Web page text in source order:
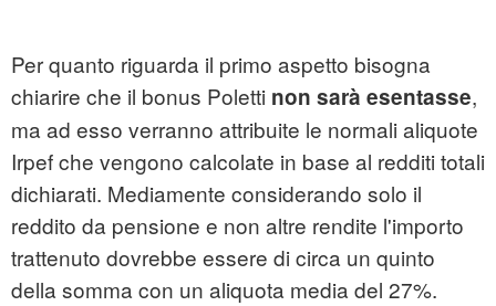
Per quanto riguarda il primo aspetto bisogna
chiarire che il bonus Poletti non sarà esentasse,
ma ad esso verranno attribuite le normali aliquote
Irpef che vengono calcolate in base al redditi totali
dichiarati. Mediamente considerando solo il
reddito da pensione e non altre rendite l'importo
trattenuto dovrebbe essere di circa un quinto
della somma con un aliquota media del 27%.